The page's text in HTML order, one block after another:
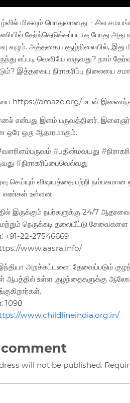
மிகவும் பொதுவானது – சில
அணியில் தேர்ந்தெடுக்கப்படாத போது
எழும். அத்தகைய சூழ்நிலையில், இது
எப்படி வெளியே வருவது? நாம்
இத்தகைய நிராகரிப்பு நிலையை
https://amaze.org/ உடன்
சேனல் என்பது இளம் பருவத்தினர்,
ஒரே ஒரு ஆதாரமாகும்.
#பதின்மவயது
#நிராகரிப்பைவெல்வது
செய்யும் விஷயத்தை பற்றி நம்பகமான
எண்கள் உள்ளன.
இருக்கும் நபர்களுக்கு 24/7
நெருக்கடி தலையீட்டு சேவைகளை
22-27546669
www.aasra.info/
அறக்கட்டளை: தேவைப்படும்
ஆபத்தில் உள்ள குழந்தைகளுக்கு
1098
www.childlineindia.org.in/
comment
will not be published.